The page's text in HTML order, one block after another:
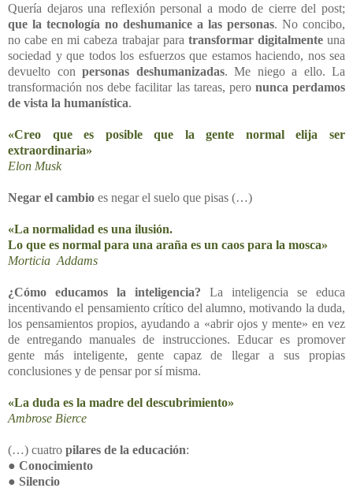
Quería dejaros una reflexión personal a modo de cierre del post;
que la tecnología no deshumanice a las personas. No concibo,
no cabe en mi cabeza trabajar para transformar digitalmenteuna
sociedad y que todos los esfuerzos que estamos haciendo, nos sea
devuelto con personas deshumanizadas. Me niego a ello. La
transformación nos debe facilitar las tareas, pero nunca perdamos
de vista la humanística.
«Creo que es posible que la gente normal elija ser
extraordinaria»
Elon Musk
Negar el cambio es negar el suelo que pisas (…)
«La normalidad es una ilusión.
Lo que es normal para una araña es un caos para la mosca»
Morticia Addams
¿Cómo educamos la inteligencia? La inteligencia se educa
incentivando el pensamiento crítico del alumno, motivando la duda,
los pensamientos propios, ayudando a «abrir ojos y mente» en vez
de entregando manuales de instrucciones. Educar es promover
gente más inteligente, gente capaz de llegar a sus propias
conclusiones y de pensar por sí misma.
«La duda es la madre del descubrimiento»
Ambrose Bierce
(…) cuatro pilares de la educación:
● Conocimiento
● Silencio